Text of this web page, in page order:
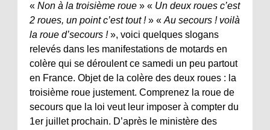
« Non à la troisième roue » « Un deux roues c’est
2 roues, un point c’est tout !» « Au secours ! voilà
la roue d’secours !», voici quelques slogans
relevés dans les manifestations de motards en
colère qui se déroulent ce samedi un peu partout
en France. Objet de la colère des deux roues : la
troisième roue justement. Comprenez la roue de
secours que la loi veut leur imposer à compter du
1er juillet prochain. D’après le ministère des